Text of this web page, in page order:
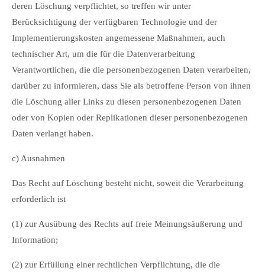
deren Löschung verpflichtet, so treffen wir unter
Berücksichtigung der verfügbaren Technologie und der
Implementierungskosten angemessene Maßnahmen, auch
technischer Art, um die für die Datenverarbeitung
Verantwortlichen, die die personenbezogenen Daten verarbeiten,
darüber zu informieren, dass Sie als betroffene Person von ihnen
die Löschung aller Links zu diesen personenbezogenen Daten
oder von Kopien oder Replikationen dieser personenbezogenen
Daten verlangt haben.
c) Ausnahmen
Das Recht auf Löschung besteht nicht, soweit die Verarbeitung
erforderlich ist
(1) zur Ausübung des Rechts auf freie Meinungsäußerung und
Information;
(2) zur Erfüllung einer rechtlichen Verpflichtung, die die